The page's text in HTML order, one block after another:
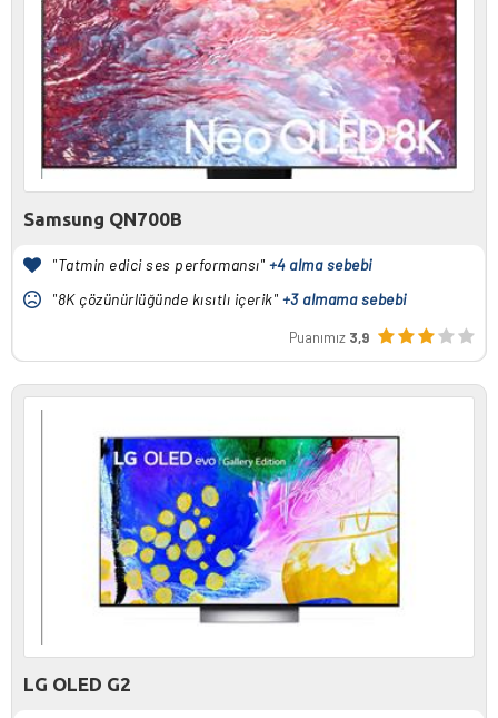
Samsung QN700B
"Tatmin edici ses performansı" +4 alma sebebi
"8K çözünürlüğünde kısıtlı içerik" +3 almama sebebi
Puanımız 3,9
LG OLED G2